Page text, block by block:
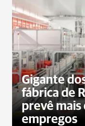
Gigante
fábrica de
prevê
empregos